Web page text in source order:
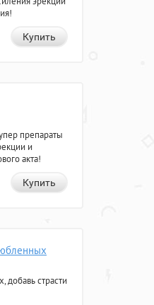
Купить
препараты
и
акта!
Купить
добавь страсти